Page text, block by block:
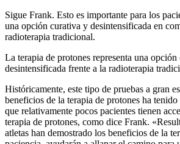
Sigue Frank. Esto es importante para los
una opción curativa y desintensificada en
radioterapia tradicional.
La terapia de protones representa una
desintensificada frente a la radioterapia
Históricamente, este tipo de pruebas a gran
beneficios de la terapia de protones ha
que relativamente pocos pacientes tienen
terapia de protones, como dice Frank.
atletas han demostrado los beneficios de la